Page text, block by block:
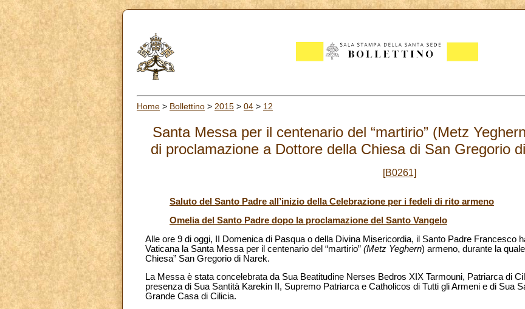
Home > Bollettino > 2015 > 04 > 12
Santa Messa per il centenario del “martirio” (Metz
di proclamazione a Dottore della Chiesa di San Gregorio
[B0261]
Saluto del Santo Padre all’inizio della Celebrazione per i fedeli di rito armeno
Omelia del Santo Padre dopo la proclamazione del Santo Vangelo
Alle ore 9 di oggi, II Domenica di Pasqua o della Divina Misericordia, il Santo Padre Francesco
Vaticana la Santa Messa per il centenario del “martirio” (Metz Yeghern) armeno, durante la
Chiesa” San Gregorio di Narek.
La Messa è stata concelebrata da Sua Beatitudine Nerses Bedros XIX Tarmouni, Patriarca di
presenza di Sua Santità Karekin II, Supremo Patriarca e Catholicos di Tutti gli Armeni e di Sua
Grande Casa di Cilicia.